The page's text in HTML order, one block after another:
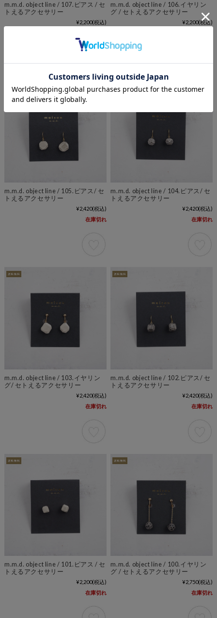
m.m.d. object line / 107.ピアス / セ
トえるアクセサリー
¥2,200(税込)
m.m.d. object line / 106.イヤリン
グ / セトえるアクセサリー
¥2,200(税込)
m.m.d. object line / 105.ピアス/ セ
トえるアクセサリー
¥2,420(税込)
在庫切れ
m.m.d. object line / 104.ピアス/ セ
トえるアクセサリー
¥2,420(税込)
在庫切れ
m.m.d. object line / 103.イヤリン
グ/ セトえるアクセサリー
¥2,420(税込)
在庫切れ
m.m.d. object line / 102.ピアス/ セ
トえるアクセサリー
¥2,420(税込)
在庫切れ
m.m.d. object line / 101.ピアス / セ
トえるアクセサリー
¥2,200(税込)
在庫切れ
m.m.d. object line / 100.イヤリン
グ / セトえるアクセサリー
¥2,750(税込)
在庫切れ